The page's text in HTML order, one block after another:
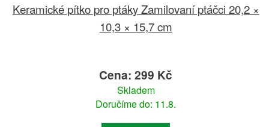
Keramické pítko pro ptáky Zamilovaní ptáčci 20,2 ×
10,3 × 15,7 cm
Cena: 299 Kč
Skladem
Doručíme do: 11.8.